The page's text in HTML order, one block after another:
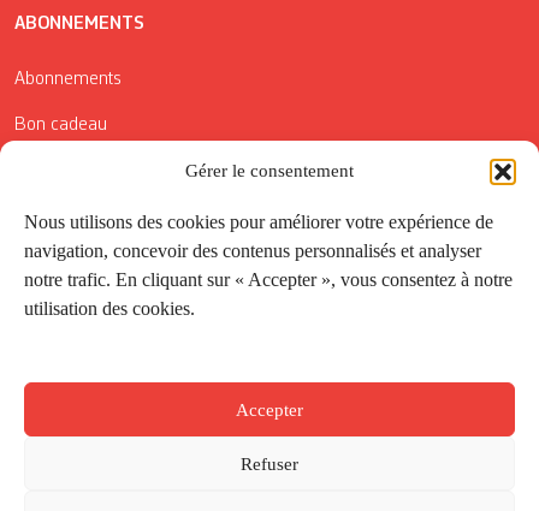
Gérer le consentement
Nous utilisons des cookies pour améliorer votre expérience de
navigation, concevoir des contenus personnalisés et analyser
notre trafic. En cliquant sur « Accepter », vous consentez à notre
utilisation des cookies.
Accepter
Refuser
ABONNEMENTS
Abonnements
Bon cadeau
Conditions générales de vente
Réductions de la Carte Côté Courrier
Application